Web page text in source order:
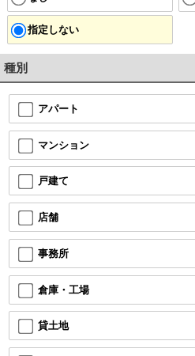
指定しない
種別
アパート
マンション
戸建て
店舗
事務所
倉庫・工場
貸土地